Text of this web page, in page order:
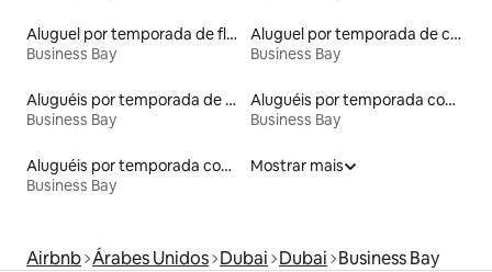
Aluguel por temporada de flats
Business Bay
Aluguel por temporada de casas de veraneio
Business Bay
Aluguéis por temporada de acomodações de luxo
Business Bay
Aluguéis por temporada com sauna
Business Bay
Aluguéis por temporada com acesso à praia
Business Bay
Mostrar mais
Airbnb Árabes Unidos Dubai Dubai Business Bay